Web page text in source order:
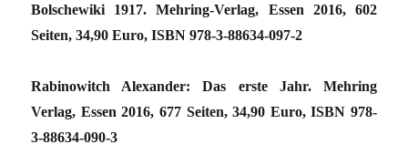
Bolschewiki 1917. Mehring-Verlag, Essen 2016, 602
Seiten, 34,90 Euro, ISBN 978-3-88634-097-2
Rabinowitch Alexander: Das erste Jahr. Mehring
Verlag, Essen 2016, 677 Seiten, 34,90 Euro, ISBN 978-
3-88634-090-3